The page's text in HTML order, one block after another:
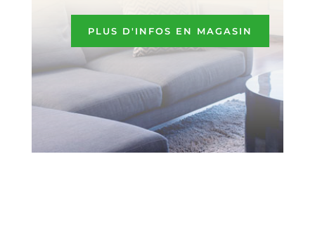
PLUS D'INFOS EN MAGASIN